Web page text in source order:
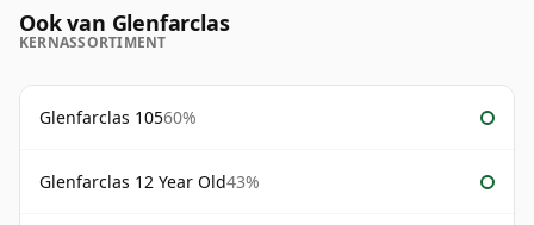
Ook van Glenfarclas
KERNASSORTIMENT
Glenfarclas 10560%
Glenfarclas 12 Year Old43%